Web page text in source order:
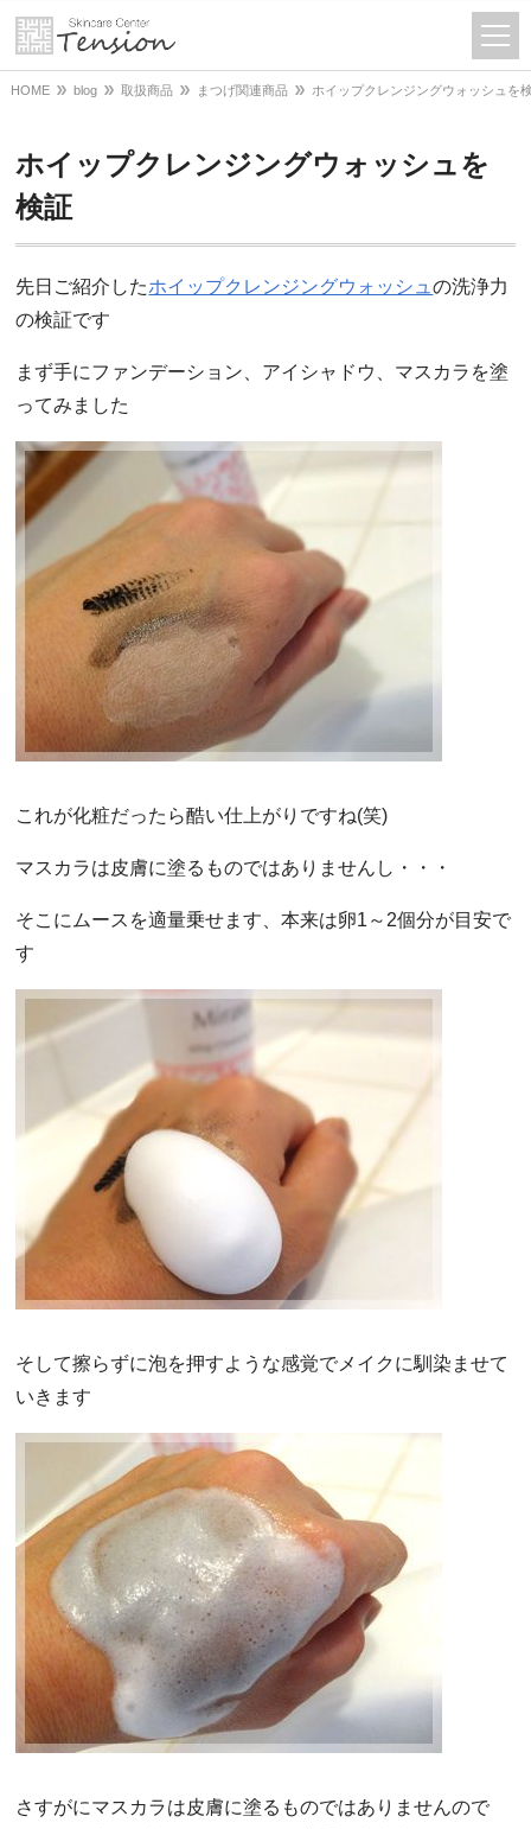
HOME blog 取扱商品 まつげ関連商品 ホイップクレンジングウォッシュを
ホイップクレンジングウォッシュを
検証
先日ご紹介したホイップクレンジングウォッシュの洗浄力
の検証です
まず手にファンデーション、アイシャドウ、マスカラを塗
ってみました
これが化粧だったら酷い仕上がりですね(笑)
マスカラは皮膚に塗るものではありませんし・・・
そこにムースを適量乗せます、本来は卵1～2個分が目安で
す
そして擦らずに泡を押すような感覚でメイクに馴染ませて
いきます
さすがにマスカラは皮膚に塗るものではありませんので